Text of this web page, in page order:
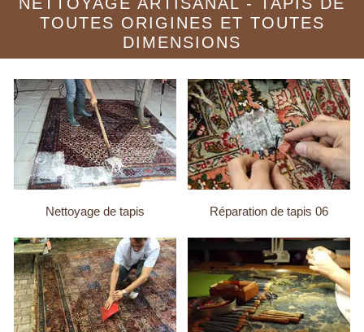
TOUTES ORIGINES ET TOUTES
DIMENSIONS
Nettoyage de tapis Réparation de tapis 06